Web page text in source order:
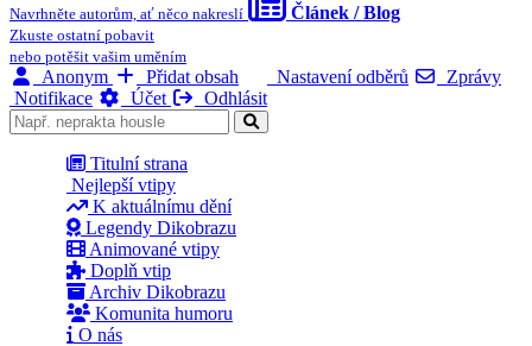
Navrhněte autorům, ať něco nakreslí Článek / Blog
Zkuste ostatní pobavit
nebo potěšit vašim uměním
Anonym Přidat obsah Nastavení odběrů
Zprávy
Notifikace
Účet Odhlásit
Titulní strana
Nejlepší vtipy
K aktuálnímu dění
Legendy Dikobrazu
Animované vtipy
Doplň vtip
Archiv Dikobrazu
Komunita humoru
O nás